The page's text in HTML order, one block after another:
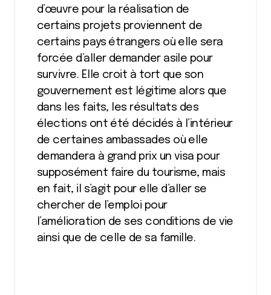
d’œuvre pour la réalisation de
certains projets proviennent de
certains pays étrangers où elle sera
forcée d’aller demander asile pour
survivre. Elle croit à tort que son
gouvernement est légitime alors que
dans les faits, les résultats des
élections ont été décidés à l’intérieur
de certaines ambassades où elle
demandera à grand prix un visa pour
supposément faire du tourisme, mais
en fait, il s’agit pour elle d’aller se
chercher de l’emploi pour
l’amélioration de ses conditions de vie
ainsi que de celle de sa famille.